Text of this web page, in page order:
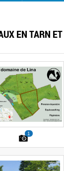
EN TARN
1